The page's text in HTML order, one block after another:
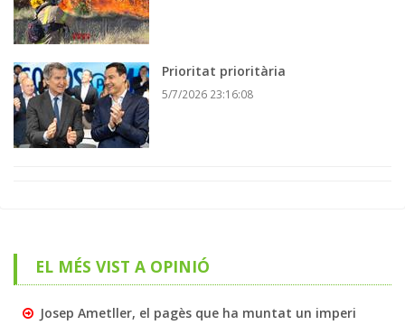
Prioritat prioritària
5/7/2026 23:16:08
EL MÉS VIST A OPINIÓ
Josep Ametller, el pagès que ha muntat un imperi